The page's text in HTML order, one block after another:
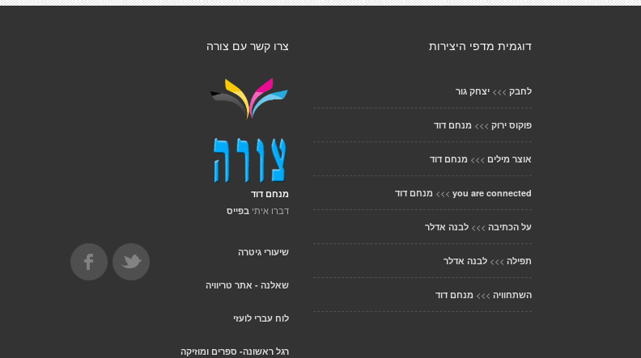
צרו קשר עם צורה
מנחם דוד
דברו איתי בפייס
שיעורי גיטרה
שאלנה - אתר טריוויה
לוח עברי לועזי
רגל ראשונה- ספרים ומוזיקה
דוגמית מדפי היצירות
לחבק >>> יצחק גור
פוקוס ירוק >>> מנחם דוד
אוצר מילים >>> מנחם דוד
you are connected
>>> מנחם דוד
על הכתיבה >>> לבנה אדלר
תפילה >>> לבנה אדלר
השתחוויה >>> מנחם דוד